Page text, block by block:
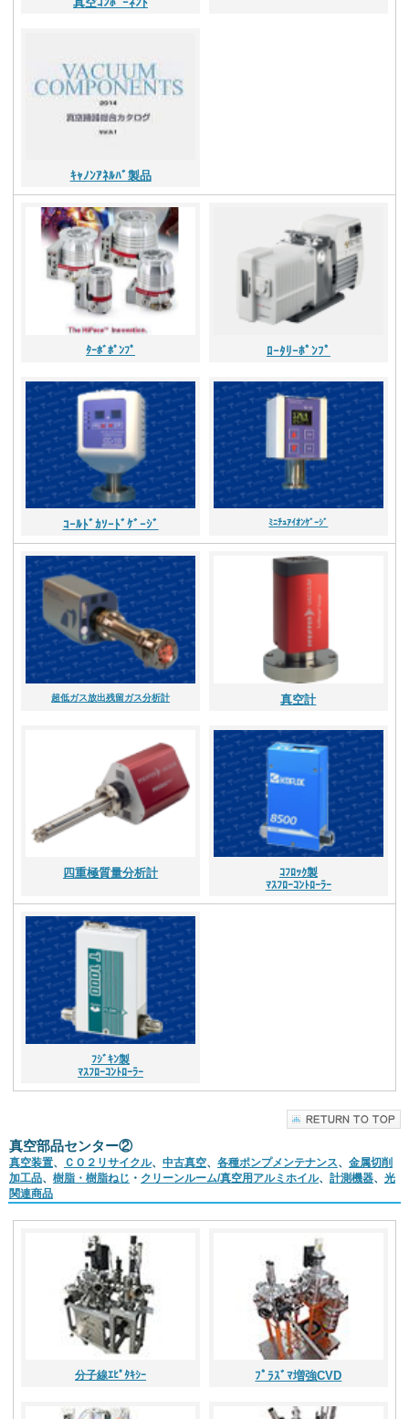
ｷｬﾉﾝｱﾈﾙﾊﾞ製品
ﾀｰﾎﾞﾎﾟﾝﾌﾟ ﾛｰﾀﾘｰﾎﾟﾝﾌﾟ
ｺｰﾙﾄﾞｶｿｰﾄﾞｹﾞｰｼﾞ ﾐﾆﾁｭｱｲｵﾝｹﾞｰｼﾞ
超低ガス放出残留ガス分析計 真空計
四重極質量分析計
ｺﾌﾛｯｸ製
ﾏｽﾌﾛｰｺﾝﾄﾛｰﾗｰ
ﾌｼﾞｷﾝ製
ﾏｽﾌﾛｰｺﾝﾄﾛｰﾗｰ
真空部品センター②
真空装置、 ＣＯ２リサイクル、 中古真空、 各種ポンプメンテナンス、 金属切削
加工品、 樹脂・樹脂ねじ ・ クリーンルーム/真空用アルミホイル、 計測機器、 光
関連商品
分子線ｴﾋﾟﾀｷｼｰ ﾌﾟﾗｽﾞﾏ増強CVD